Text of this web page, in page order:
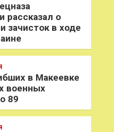
рассказал о
зачисток в ходе
в Макеевке
военных
89